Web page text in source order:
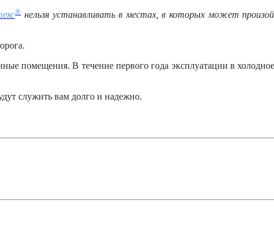
®нельзя устанавливать в местах, в которых может
помещения. В течение первого года эксплуатации в
служить вам долго и надежно.